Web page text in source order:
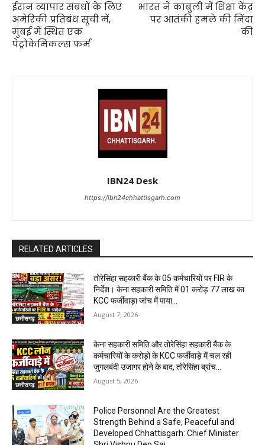
ईरान व्यापार संबंधों के लिए
अमेरिकी प्रतिबंध सूची में,
मुंबई में स्थित एक
पेट्रोकेमिकल्स फर्म
भारत ने काबुली में शिक्षा केंद्र
पर आतंकी हमले की निंदा
की
IBN24 Desk
https://ibn24chhattisgarh.com
RELATED ARTICLES
छत्तीसगढ़
तोरेसिंहा सहकारी बैंक के 05 कर्मचारियों पर FIR के
निर्देश। केना सहकारी समिति में 01 करोड़ 77 लाख का
KCC फर्जीवाड़ा जांच में पाया...
August 7, 2026
छत्तीसगढ़
केना सहकारी समिति और तोरेसिंहा सहकारी बैंक के
कर्मचारियों के करोड़ो के KCC फर्जीवाड़े में चल रही
जुगलबंदी उजागर होने के बाद, तोरेसिंहा ब्रांच...
August 5, 2026
Police Personnel Are the Greatest
Strength Behind a Safe, Peaceful and
Developed Chhattisgarh: Chief Minister